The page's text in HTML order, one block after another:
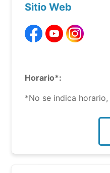
Sitio Web
Horario*:
*No se indica